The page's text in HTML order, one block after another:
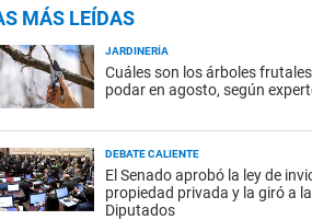
MÁS LEÍDAS
JARDINERÍA
Cuáles son los árboles
podar en agosto, según
DEBATE CALIENTE
El Senado aprobó la ley de
propiedad privada y la giró a
Diputados